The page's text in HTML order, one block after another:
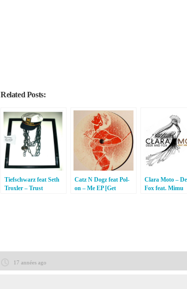
Related Posts:
Tiefschwarz feat Seth
Troxler – Trust
Catz N Dogz feat Pol-
on – Me EP [Get
Clara Moto –
Fox feat. Mimu
17 années ago